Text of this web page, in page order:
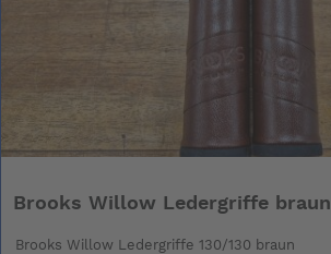
Brooks Willow Ledergriffe braun
Brooks Willow Ledergriffe 130/130 braun